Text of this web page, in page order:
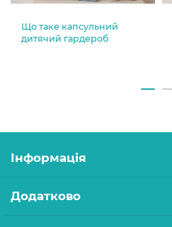
Що таке капсульний
дитячий гардероб
Інформація
Додатково